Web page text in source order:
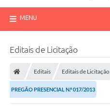
MENU
Editais de Licitação
Editais Editais de Licitação
PREGÃO PRESENCIAL N.º 017/2013